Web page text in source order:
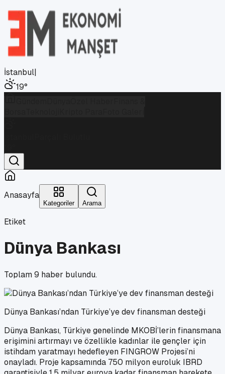
İstanbul|
19°
Anasayfa
Kategoriler Arama
Etiket
Dünya Bankası
Toplam9 haber bulundu.
Dünya Bankası’ndan Türkiye’ye dev finansman desteği
Dünya Bankası, Türkiye genelinde MKOBİ’lerin finansmana
erişimini artırmayı ve özellikle kadınlar ile gençler için
istihdam yaratmayı hedefleyen FINGROW Projesi’ni
onayladı. Proje kapsamında 750 milyon euroluk IBRD